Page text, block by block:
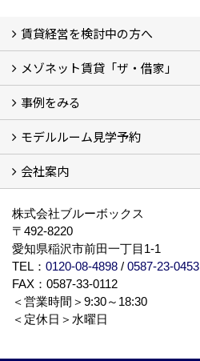
賃貸経営を検討中の方へ
私たちの考え方
賃貸経営の成功学
様々な無料サービス
相続税とは
よくあるご質問
メゾネット賃貸「ザ・借家」
ザ・借家について詳しく知る (2)
事例をみる
建設中の現場レポート
完成した建物を見てみる
オーナーの声
モデルルーム見学予約
モデルルーム見学予約
会社案内
BLUE BOXについて
株式会社ブルーボックス
〒492-8220
愛知県稲沢市前田一丁目1-1
TEL： 0120-08-4898 / 0587-23-0453
FAX：0587-33-0112
＜営業時間＞9:30～18:30
＜定休日＞水曜日